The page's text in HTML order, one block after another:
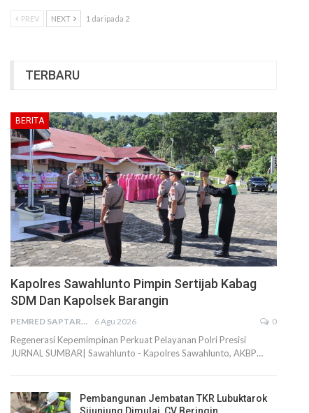
PREV NEXT 1 daripada 2
TERBARU
BERITA
Kapolres Sawahlunto Pimpin Sertijab Kabag
SDM Dan Kapolsek Barangin
PEMRED SAPTARIUS 6 Agu 2026 0
Regenerasi Kepemimpinan Perkuat Pelayanan Polri Presisi
JURNAL SUMBAR| Sawahlunto - Kapolres Sawahlunto, AKBP…
Pembangunan Jembatan TKR Lubuktarok
Sijunjung Dimulai, CV Beringin…